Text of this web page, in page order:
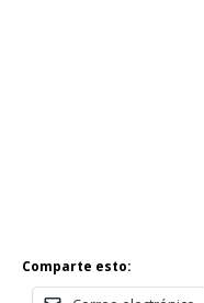
Comparte esto: